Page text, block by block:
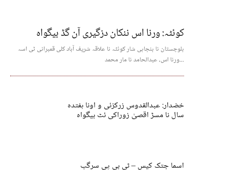
کوئٹہ: ورنا اس ننکان دزگیری آن گڈ بیگواہ
بلوچستان نا بنجاہی شار کوئٹہ نا علاقہ شریف آباد کلی قمبرانی ٹی اسہ
ورنا اس، عبدالحامد نا مار محمد...
خضدار: عبدالقدوس زرکزئی و اونا ہفتدہ
سال نا مسڑ اقصیٰ زوراکی ئٹ بیگواہ
اسما جتک کیس – ٹی بی پی سرگپ